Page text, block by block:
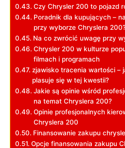
Czy Chrysler 200 to pojazd
Poradnik dla kupujących –
przy wyborze Chryslera
Na co zwrócić uwagę przy
Chrysler 200 w kulturze
filmach i programach
zjawisko tracenia wartości –
plasuje się w tej kwestii?
Jakie są opinie wśród
na temat Chryslera 200?
Opinie profesjonalnych
Chryslera 200
Finansowanie zakupu
Opcje finansowania zakupu